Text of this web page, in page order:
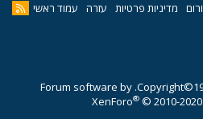
מדיניות פרטיות עזרה עמוד ראשי
Forum software by
XenForo® © 2010-